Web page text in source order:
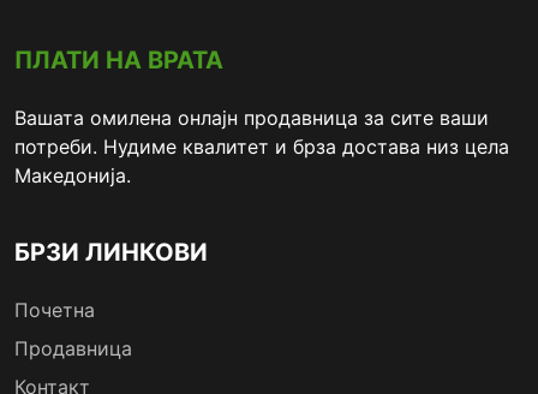
ПЛАТИ НА ВРАТА
Вашата омилена онлајн продавница за сите ваши
потреби. Нудиме квалитет и брза достава низ цела
Македонија.
БРЗИ ЛИНКОВИ
Почетна
Продавница
Контакт